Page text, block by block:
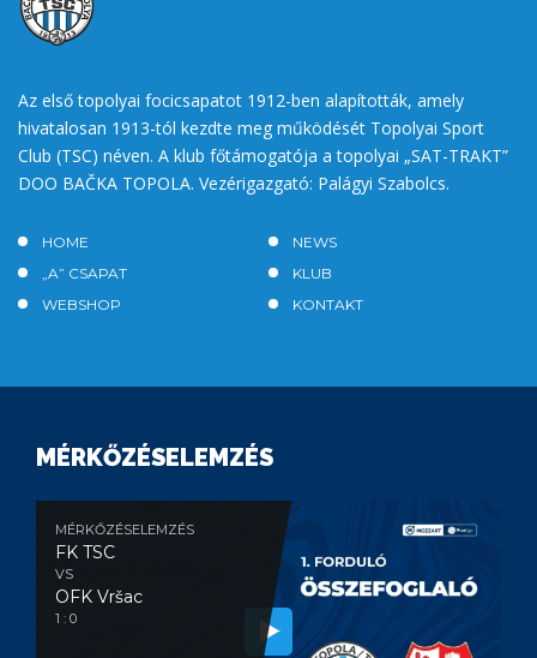
Az első topolyai focicsapatot 1912-ben alapították, amely
hivatalosan 1913-tól kezdte meg működését Topolyai Sport
Club (TSC) néven. A klub főtámogatója a topolyai „SAT-TRAKT”
DOO BAČKA TOPOLA. Vezérigazgató: Palágyi Szabolcs.
HOME
NEWS
„A” CSAPAT
KLUB
WEBSHOP
KONTAKT
MÉRKŐZÉSELEMZÉS
MÉRKŐZÉSELEMZÉS
FK TSC
VS
OFK Vršac
1 : 0